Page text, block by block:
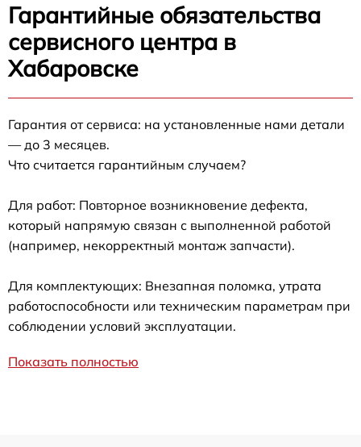
Гарантийные обязательства
сервисного центра в
Хабаровске
Гарантия от сервиса: на установленные нами детали
— до 3 месяцев.
Что считается гарантийным случаем?
Для работ: Повторное возникновение дефекта,
который напрямую связан с выполненной работой
(например, некорректный монтаж запчасти).
Для комплектующих: Внезапная поломка, утрата
работоспособности или техническим параметрам при
соблюдении условий эксплуатации.
Показать полностью